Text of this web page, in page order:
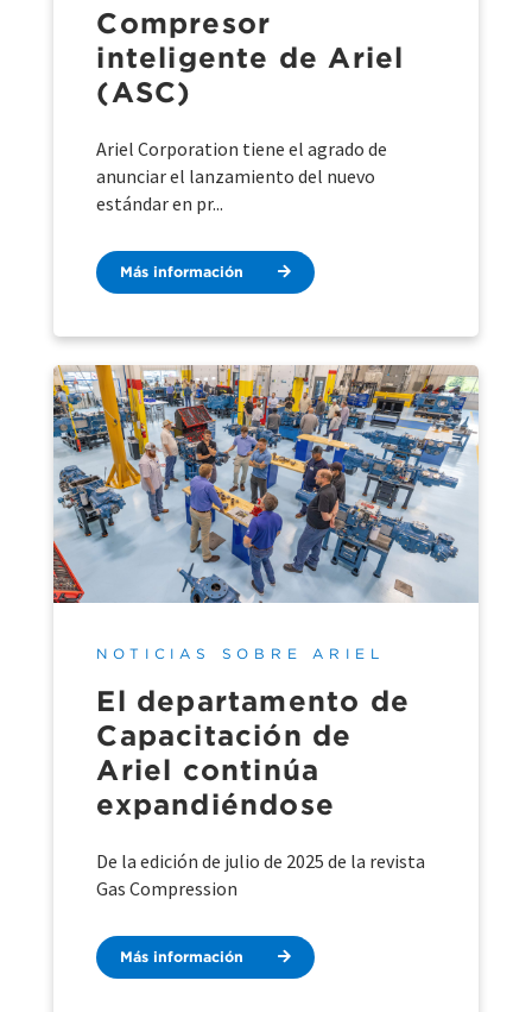
Compresor
inteligente de Ariel
(ASC)
Ariel Corporation tiene el agrado de
anunciar el lanzamiento del nuevo
estándar en pr...
Más información
NOTICIAS SOBRE ARIEL
El departamento de
Capacitación de
Ariel continúa
expandiéndose
De la edición de julio de 2025 de la revista
Gas Compression
Más información